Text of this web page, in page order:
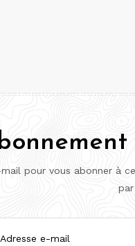
pour vous abonner à